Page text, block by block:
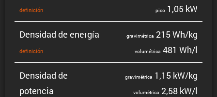
defini­ción pico 1,05 kW
Densidad de energía
defini­ción
gravi­mé­trica 215 Wh/kg
volumé­trica 481 Wh/l
Densidad de
potencia
gravi­mé­trica 1,15 kW/kg
volumé­trica 2,58 kW/l